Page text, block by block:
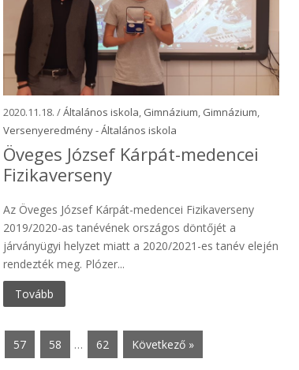
2020.11.18. /Általános iskola, Gimnázium, Gimnázium,
Versenyeredmény - Általános iskola
Öveges József Kárpát-medencei
Fizikaverseny
Az Öveges József Kárpát-medencei Fizikaverseny
2019/2020-as tanévének országos döntőjét a
járványügyi helyzet miatt a 2020/2021-es tanév elején
rendezték meg. Plózer...
Tovább
57 58 … 62 Következő »